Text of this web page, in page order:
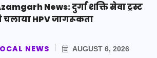
News: दुर्गा शक्ति सेवा ट्रस्ट
चलाया HPV जागरूकता
NEWS AUGUST 6, 2026